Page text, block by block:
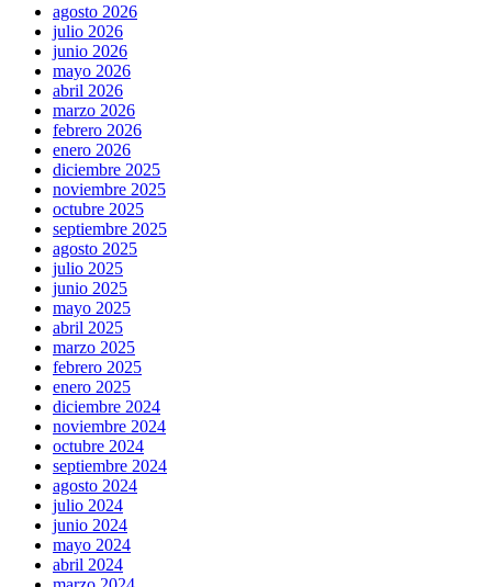
agosto 2026
julio 2026
junio 2026
mayo 2026
abril 2026
marzo 2026
febrero 2026
enero 2026
diciembre 2025
noviembre 2025
octubre 2025
septiembre 2025
agosto 2025
julio 2025
junio 2025
mayo 2025
abril 2025
marzo 2025
febrero 2025
enero 2025
diciembre 2024
noviembre 2024
octubre 2024
septiembre 2024
agosto 2024
julio 2024
junio 2024
mayo 2024
abril 2024